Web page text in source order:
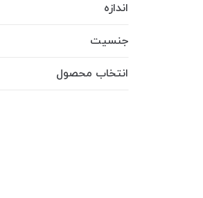
اندازه
جنسیت
انتخاب محصول